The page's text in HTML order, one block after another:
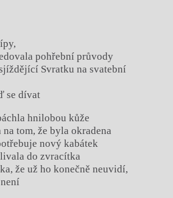
pohřební průvody
Svratku na svatební
se dívat
hnilobou kůže
tom, že byla okradena
nový kabátek
do zvracítka
že už ho konečně neuvidí,